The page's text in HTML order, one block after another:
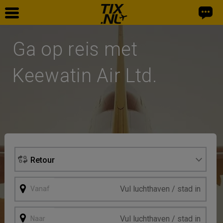
Vliegtickets
Ga op reis met
Keewatin Air Ltd.
Retour
Vanaf
Naar